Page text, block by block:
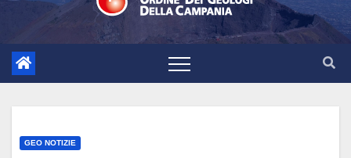
GEO NOTIZIE